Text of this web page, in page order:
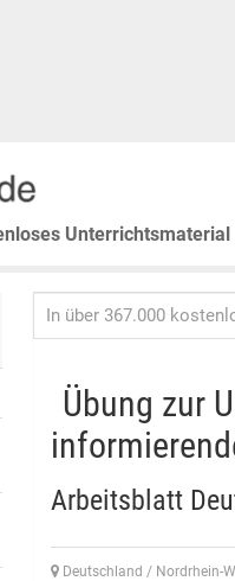
Unterrichtsmaterial
Übung zur
Arbeitsblatt
Deutschland / Nordrhein-